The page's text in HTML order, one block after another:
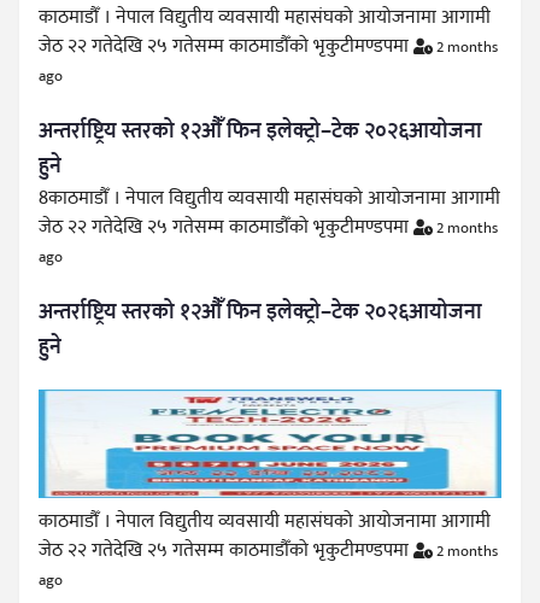
काठमाडौँ । नेपाल विद्युतीय व्यवसायी महासंघको आयोजनामा आगामी
जेठ २२ गतेदेखि २५ गतेसम्म काठमाडौँको भृकुटीमण्डपमा
2 months
ago
अन्तर्राष्ट्रिय स्तरको १२औँ फिन इलेक्ट्रो–टेक २०२६आयोजना
हुने
8काठमाडौँ । नेपाल विद्युतीय व्यवसायी महासंघको आयोजनामा आगामी
जेठ २२ गतेदेखि २५ गतेसम्म काठमाडौँको भृकुटीमण्डपमा
2 months
ago
अन्तर्राष्ट्रिय स्तरको १२औँ फिन इलेक्ट्रो–टेक २०२६आयोजना
हुने
काठमाडौँ । नेपाल विद्युतीय व्यवसायी महासंघको आयोजनामा आगामी
जेठ २२ गतेदेखि २५ गतेसम्म काठमाडौँको भृकुटीमण्डपमा
2 months
ago